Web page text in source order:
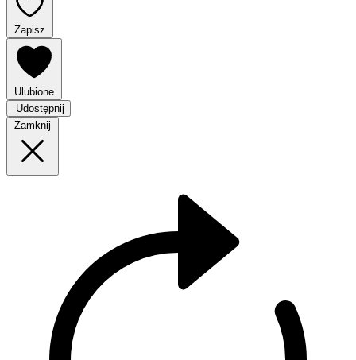
Zapisz
Ulubione
Udostępnij
Zamknij